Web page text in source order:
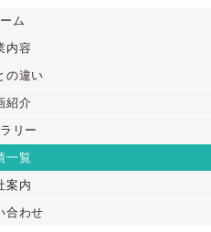
ム
内容
の違い
紹介
リー
一覧
案内
合わせ